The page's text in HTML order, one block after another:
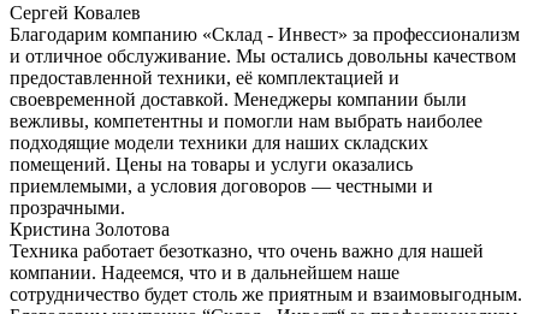
Сергей Ковалев
Благодарим компанию «Склад - Инвест» за профессионализм
и отличное обслуживание. Мы остались довольны качеством
предоставленной техники, её комплектацией и
своевременной доставкой. Менеджеры компании были
вежливы, компетентны и помогли нам выбрать наиболее
подходящие модели техники для наших складских
помещений. Цены на товары и услуги оказались
приемлемыми, а условия договоров — честными и
прозрачными.
Кристина Золотова
Техника работает безотказно, что очень важно для нашей
компании. Надеемся, что и в дальнейшем наше
сотрудничество будет столь же приятным и взаимовыгодным.